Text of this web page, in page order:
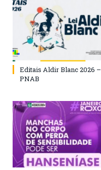
Editais Aldir Blanc 2026 –
PNAB